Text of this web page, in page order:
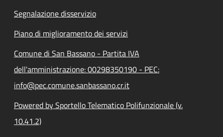
Segnalazione disservizio
Piano di miglioramento dei servizi
Comune di San Bassano - Partita IVA
dell'amministrazione: 00298350190 - PEC:
info@pec.comune.sanbassano.cr.it
Powered by Sportello Telematico Polifunzionale (v.
10.41.2)